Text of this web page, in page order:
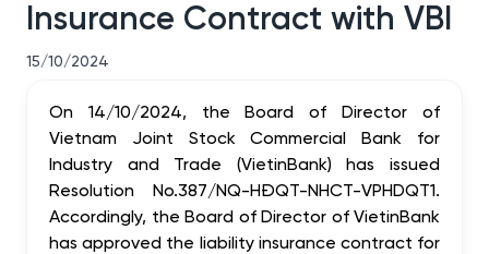
Insurance Contract with VBI
15/10/2024
On 14/10/2024, the Board of Director of
Vietnam Joint Stock Commercial Bank for
Industry and Trade (VietinBank) has issued
Resolution No.387/NQ-HĐQT-NHCT-VPHDQT1.
Accordingly, the Board of Director of VietinBank
has approved the liability insurance contract for